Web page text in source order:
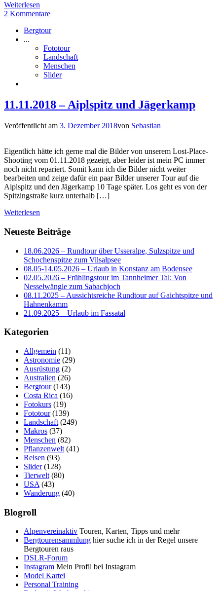
Weiterlesen
2 Kommentare
Bergtour
...
Fototour
Landschaft
Menschen
Slider
11.11.2018 – Aiplspitz und Jägerkamp
Veröffentlicht am 3. Dezember 2018von Sebastian
Eigentlich hätte ich gerne mal die Bilder von unserem Lost-Place-
Shooting vom 01.11.2018 gezeigt, aber leider ist mein PC immer
noch nicht repariert. Somit kann ich die Bilder nicht weiter
bearbeiten und zeige dafür ein paar Bilder unserer Tour auf die
Aiplspitz und den Jägerkamp 10 Tage später. Los geht es von der
Spitzingstraße kurz unterhalb […]
Weiterlesen
Neueste Beiträge
18.06.2026 – Rundtour über Usseralpe, Sulzspitze und
Schochenspitze zum Vilsalpsee
08.05-14.05.2026 – Urlaub in Konstanz am Bodensee
02.05.2026 – Frühlingstour im Tannheimer Tal: Von
Nesselwängle zum Sabachjoch
08.11.2025 – Aussichtsreiche Rundtour auf Gaichtspitze und
Hahnenkamm
21.09.2025 – Urlaub im Fassatal
Kategorien
Allgemein (11)
Astronomie (29)
Ausrüstung (2)
Australien (26)
Bergtour(143)
Costa Rica (16)
Fotokurs (19)
Fototour(139)
Landschaft (249)
Makros (37)
Menschen (82)
Pflanzenwelt (41)
Reisen (93)
Slider(128)
Tierwelt (80)
USA (43)
Wanderung (40)
Blogroll
Alpenvereinaktiv Touren, Karten, Tipps und mehr
Bergtourensammlung hier suche ich in der Regel unsere
Bergtouren raus
DSLR-Forum
Instagram Mein Profil bei Instagram
Model Kartei
Personal Training